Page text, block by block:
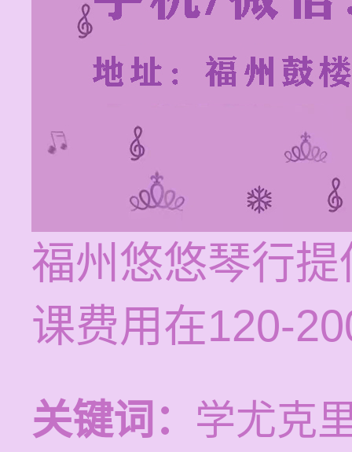
福州悠悠琴行
课费用在120-
关键词： 学尤克